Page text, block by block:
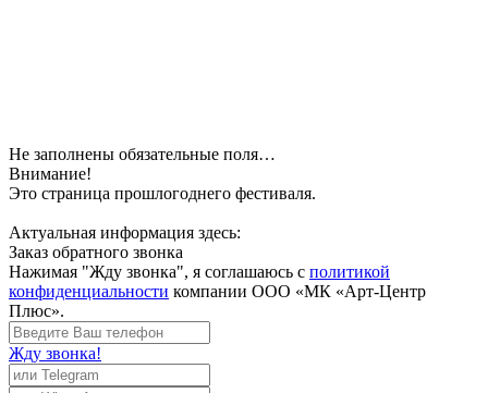
Не заполнены обязательные поля…
Внимание!
Это страница прошлогоднего фестиваля.
Актуальная информация здесь:
Заказ обратного звонка
Нажимая "Жду звонка", я соглашаюсь с политикой
конфиденциальности компании ООО «МК «Арт-Центр
Плюс».
Жду звонка!